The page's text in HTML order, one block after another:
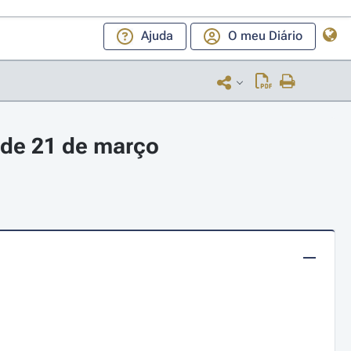
Ajuda O meu Diário
21 de março